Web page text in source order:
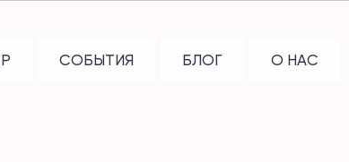
СОБЫТИЯ БЛОГ О НАС